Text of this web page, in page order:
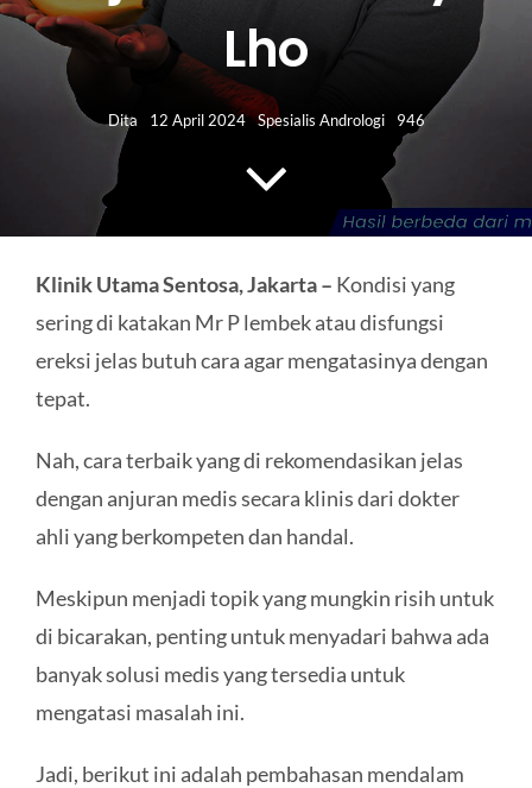
Search
Lho
Dita 12 April 2024 Spesialis Andrologi 946
Klinik Utama Sentosa, Jakarta – Kondisi yang
sering di katakan Mr P lembek atau disfungsi
ereksi jelas butuh cara agar mengatasinya dengan
tepat.
Nah, cara terbaik yang di rekomendasikan jelas
dengan anjuran medis secara klinis dari dokter
ahli yang berkompeten dan handal.
Meskipun menjadi topik yang mungkin risih untuk
di bicarakan, penting untuk menyadari bahwa ada
banyak solusi medis yang tersedia untuk
mengatasi masalah ini.
Jadi, berikut ini adalah pembahasan mendalam